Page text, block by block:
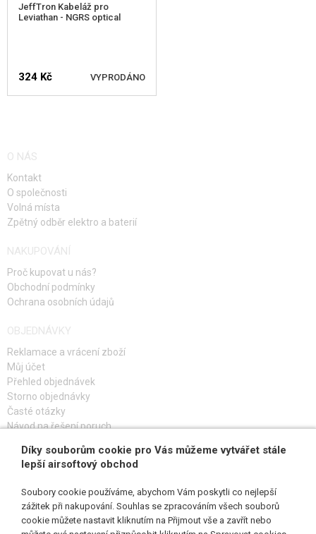
JeffTron Kabeláž pro
Leviathan - NGRS optical
324 Kč VYPRODÁNO
O NÁS
Kontakt
O společnosti
Volná místa
Zpětný odběr elektro a baterií
NAKUPOVÁNÍ
Proč kupovat u nás?
Obchodní podmínky
Ochrana osobních údajů
OBJEDNÁVKY
Reklamace a vrácení zboží
Můj účet
Přehled objednávek
Storno objednávky
Časté otázky
Návod na řešení poruch
PŘIHLAŠ SE K ODBĚRU
SLEDUJ NÁS
Díky souborům cookie pro Vás můžeme vytvářet stále
lepší airsoftový obchod
Soubory cookie používáme, abychom Vám poskytli co nejlepší
zážitek při nakupování. Souhlas se zpracováním všech souborů
cookie můžete nastavit kliknutím na Přijmout vše a zavřít nebo